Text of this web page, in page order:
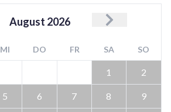
August 2026
MI DO FR SA SO
1 2
5 6 7 8 9